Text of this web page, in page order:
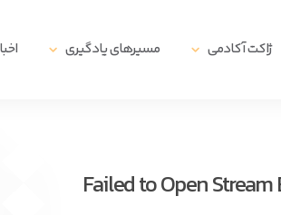
ژاکت آکادمی مسیرهای یادگیری